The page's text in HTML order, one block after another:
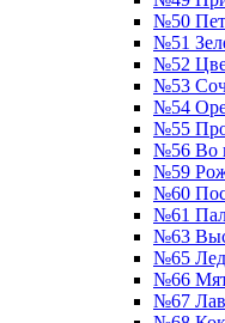
№50
№51
№52
№53
№54
№55
№56 Во
№59
№60
№61
№63
№65
№66
№67